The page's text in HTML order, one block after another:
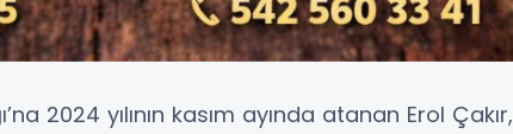
2024 yılının kasım ayında atanan Erol Çakır,